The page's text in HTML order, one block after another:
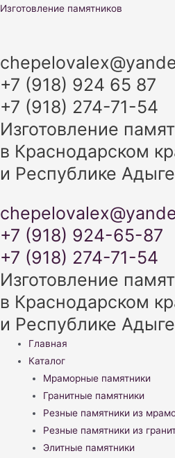
Перейти
Изготовление памятников
+7 (918) 924 65 87
+7 (918) 274-71-54
Изготовление
в Краснодарском
и Республике
+7 (918) 924-65-87
+7 (918) 274-71-54
Изготовление
в Краснодарском
и Республике
Меню
Главная
Каталог
Мраморные памятники
Гранитные памятники
Резные памятники из
Резные памятники из
Элитные памятники